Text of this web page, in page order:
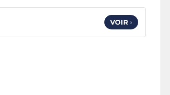
VOIR ›